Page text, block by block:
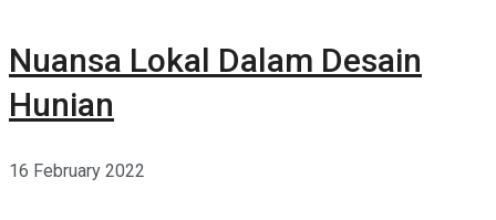
Nuansa Lokal Dalam Desain
Hunian
16 February 2022